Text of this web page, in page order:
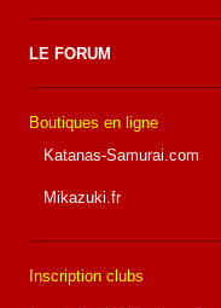
LE FORUM
Boutiques en ligne
Katanas-Samurai.com
Mikazuki.fr
Inscription clubs